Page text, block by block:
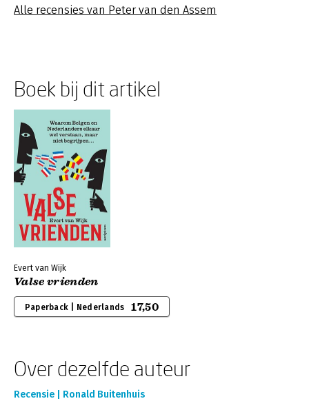
Alle recensies van Peter van den Assem
Boek bij dit artikel
Evert van Wijk
Valse vrienden
Paperback | Nederlands 17,50
Over dezelfde auteur
Recensie | Ronald Buitenhuis